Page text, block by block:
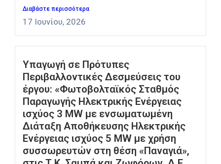
Διαβάστε περισσότερα
17 Ιουνίου, 2026
Υπαγωγή σε Πρότυπες
Περιβαλλοντικές Δεσμεύσεις του
έργου: «Φωτοβολταϊκός Σταθμός
Παραγωγής Ηλεκτρικής Ενέργειας
ισχύος 3 MW με ενσωματωμένη
Διάταξη Αποθήκευσης Ηλεκτρικής
Ενέργειας ισχύος 5 MW με χρήση
συσσωρευτών στη θέση «Παναγιά»,